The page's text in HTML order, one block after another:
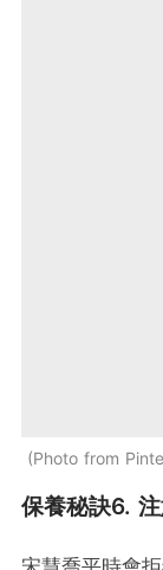
Photo from
保養秘訣6.